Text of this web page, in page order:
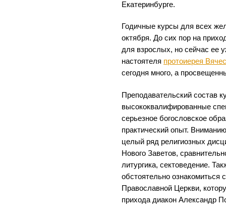
Екатеринбурге.
Годичные курсы для всех
октября. До сих пор на
для взрослых, но сейчас ее
настоятеля протоиерея
сегодня много, а
Преподавательский состав
высококвалифированные
серьезное богословское
практический опыт.
целый ряд религиозных
Нового Заветов,
литургика, сектоведение.
обстоятельно ознакомиться
Православной Церкви,
прихода диакон Александр